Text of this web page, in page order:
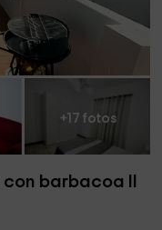
+17 fotos
barbacoa II